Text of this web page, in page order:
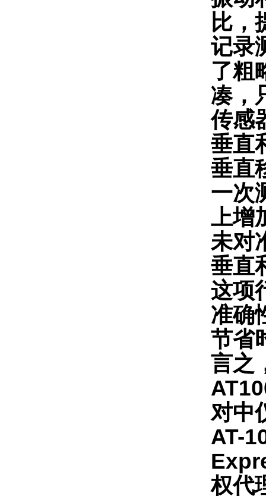
比，
记录
了粗
凑，
传感
垂直
垂直
一次
上增
未对
垂直
这项
准确
节省
言之
对中
AT-
权代